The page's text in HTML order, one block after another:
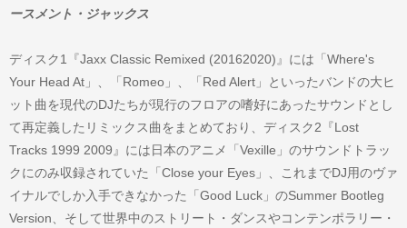
ースメント・ジャックス
ディスク1『Jaxx Classic Remixed (20162020)』には「Where's
Your Head At」、「Romeo」、「Red Alert」といったバンドの大ヒ
ット曲を現代のDJたちが現行のフロアの嗜好にあったサウンドとし
て再定義したリミックス曲をまとめており、ディスク2『Lost
Tracks 1999 2009』には日本のアニメ「Vexille」のサウンドトラッ
クにのみ収録されていた「Close your Eyes」、これまでDJ用のヴァ
イナルでしか入手できなかった「Good Luck」のSummer Bootleg
Version、そして世界中のストリート・ダンスやコンテンポラリー・